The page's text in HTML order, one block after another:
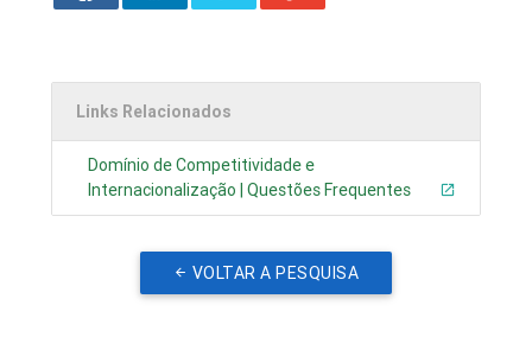
Links Relacionados
Domínio de Competitividade e
Internacionalização | Questões Frequentes
VOLTAR A PESQUISA